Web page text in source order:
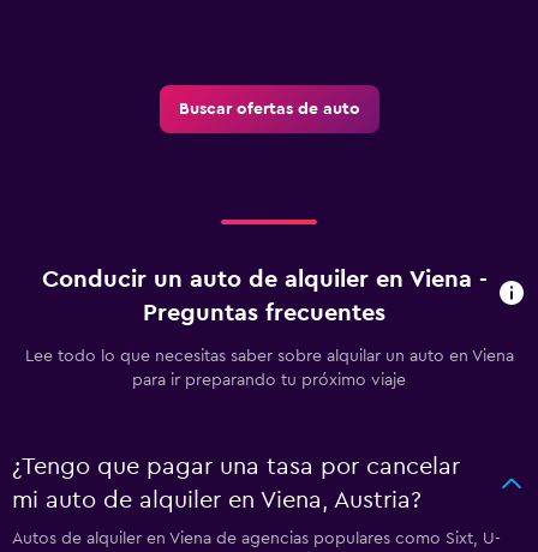
Buscar ofertas de auto
Conducir un auto de alquiler en Viena -
Preguntas frecuentes
Lee todo lo que necesitas saber sobre alquilar un auto en Viena
para ir preparando tu próximo viaje
¿Tengo que pagar una tasa por cancelar
mi auto de alquiler en Viena, Austria?
Autos de alquiler en Viena de agencias populares como Sixt, U-